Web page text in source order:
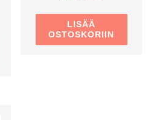
LISÄÄ
OSTOSKORIIN